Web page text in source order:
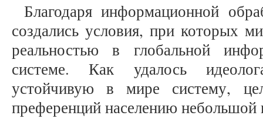
Благодаря информационной
создались условия, при которых
реальностью в глобальной
системе. Как удалось
устойчивую в мире систему,
преференций населению небольшой